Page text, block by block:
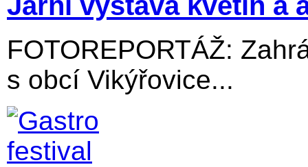
FOTOREPORTÁŽ:
s obcí Vikýřovice...